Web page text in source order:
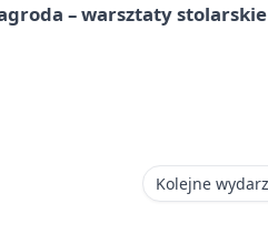
– warsztaty
Kolejne